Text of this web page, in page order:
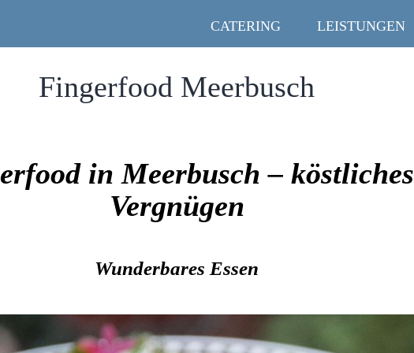
CATERING LEISTUNGEN
Fingerfood Meerbusch
in Meerbusch – köstliches
Vergnügen
Wunderbares Essen